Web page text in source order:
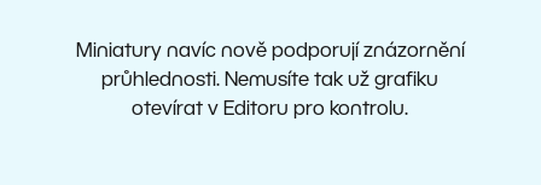
Miniatury navíc nově podporují znázornění
průhlednosti. Nemusíte tak už grafiku
otevírat v Editoru pro kontrolu.